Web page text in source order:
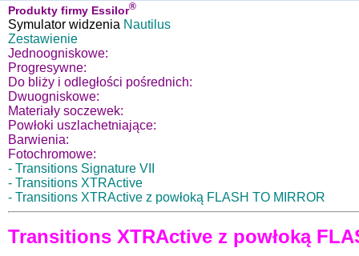
Produkty firmy Essilor®
Symulator widzenia Nautilus
Zestawienie
Jednoogniskowe:
Progresywne:
Do bliży i odległości pośrednich:
Dwuogniskowe:
Materiały soczewek:
Powłoki uszlachetniające:
Barwienia:
Fotochromowe:
- Transitions Signature VII
- Transitions XTRActive
- Transitions XTRActive z powłoką FLASH TO MIRROR
Transitions XTRActive z powłoką